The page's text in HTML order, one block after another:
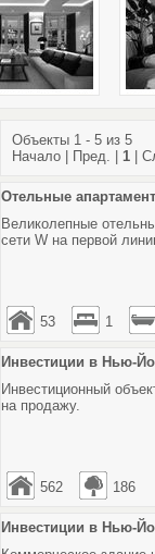
Объекты 1 - 5 из 5
Начало | Пред. | 1|
Отельные
Великолепные
сети W на первой
53 1
Инвестиции в Нью-
Инвестиционный
на продажу.
562 186
Инвестиции в Нью-